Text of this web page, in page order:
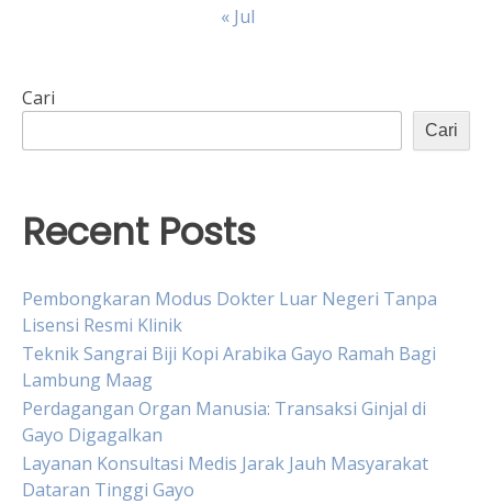
« Jul
Cari
Cari
Recent Posts
Pembongkaran Modus Dokter Luar Negeri Tanpa
Lisensi Resmi Klinik
Teknik Sangrai Biji Kopi Arabika Gayo Ramah Bagi
Lambung Maag
Perdagangan Organ Manusia: Transaksi Ginjal di
Gayo Digagalkan
Layanan Konsultasi Medis Jarak Jauh Masyarakat
Dataran Tinggi Gayo